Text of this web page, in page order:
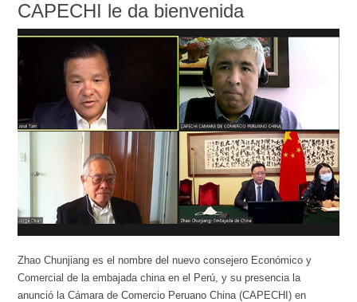
CAPECHI le da bienvenida
Zhao Chunjiang es el nombre del nuevo consejero Económico y
Comercial de la embajada china en el Perú, y su presencia la
anunció la Cámara de Comercio Peruano China (CAPECHI) en